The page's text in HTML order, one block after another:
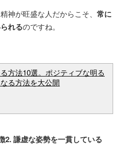
神が旺盛な人だからこそ、 常に
れるのですね。
方法10選。ポジティブな明る
る方法を大公開
2. 謙虚な姿勢を一貫している